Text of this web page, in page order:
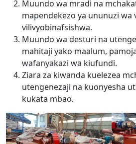
Muundo wa mradi na
mapendekezo ya ununuzi wa
vilivyobinafsishwa.
Muundo wa desturi na
mahitaji yako maalum,
wafanyakazi wa kiufundi.
Ziara za kiwanda kuelezea
utengenezaji na kuonyesha
kukata mbao.